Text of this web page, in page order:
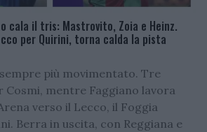
cala il tris: Mastrovito, Zoia e Heinz.
per Quirini, torna calda la pista
più movimentato. Tre
mentre Faggiano lavora
verso il Lecco, il Foggia
Berra in uscita, con Reggiana e